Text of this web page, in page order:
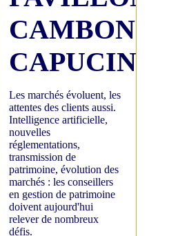
CAMBON
CAPUCINES
Les marchés évoluent, les
attentes des clients aussi.
Intelligence artificielle,
nouvelles
réglementations,
transmission de
patrimoine, évolution des
marchés : les conseillers
en gestion de patrimoine
doivent aujourd'hui
relever de nombreux
défis.